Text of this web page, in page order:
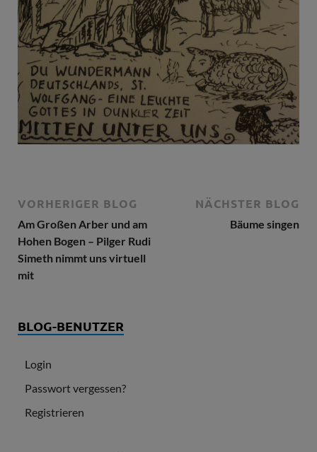
VORHERIGER BLOG
Am Großen Arber und am
Hohen Bogen – Pilger Rudi
Simeth nimmt uns virtuell
mit
NÄCHSTER BLOG
Bäume singen
BLOG-BENUTZER
Login
Passwort vergessen?
Registrieren